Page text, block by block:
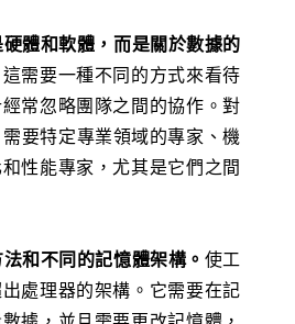
硬體和軟體，而是關於數據的
這需要一種不同的方式來看待
常忽略團隊之間的協作。對
要特定專業領域的專家、機
性能專家，尤其是它們之間
和不同的記憶體架構。 使工
處理器的架構。它需要在記